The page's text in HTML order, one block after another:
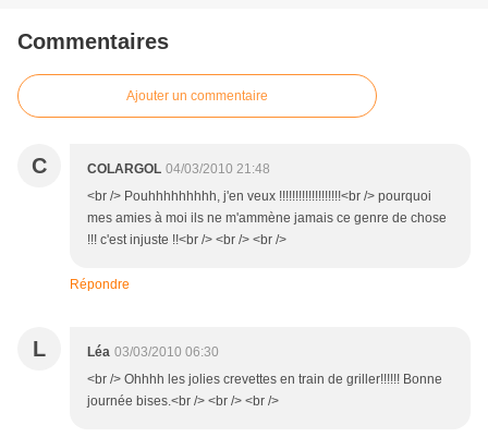
Commentaires
Ajouter un commentaire
C COLARGOL 04/03/2010 21:48
<br /> Pouhhhhhhhhh, j'en veux !!!!!!!!!!!!!!!!!!!<br /> pourquoi
mes amies à moi ils ne m'ammène jamais ce genre de chose
!!! c'est injuste !!<br /> <br /> <br />
Répondre
L Léa 03/03/2010 06:30
<br /> Ohhhh les jolies crevettes en train de griller!!!!!! Bonne
journée bises.<br /> <br /> <br />